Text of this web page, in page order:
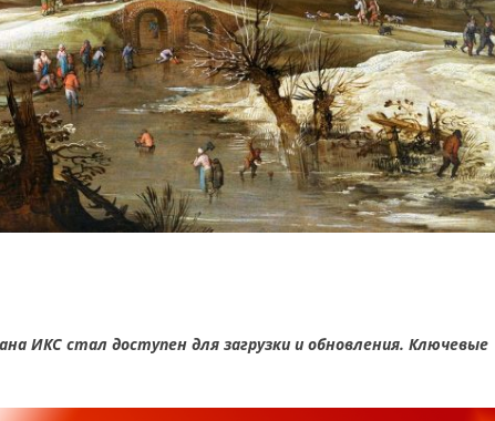
ИКС стал доступен для загрузки и обновления. Ключевые